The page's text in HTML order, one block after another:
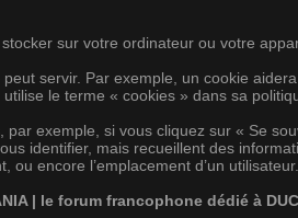
sur votre ordinateur ou votre
servir. Par exemple, un cookie
le terme « cookies » dans sa
exemple, si vous cliquez sur « Se
identifier, mais recueillent des
encore l’emplacement d’un utilisateur.
| le forum francophone dédié à